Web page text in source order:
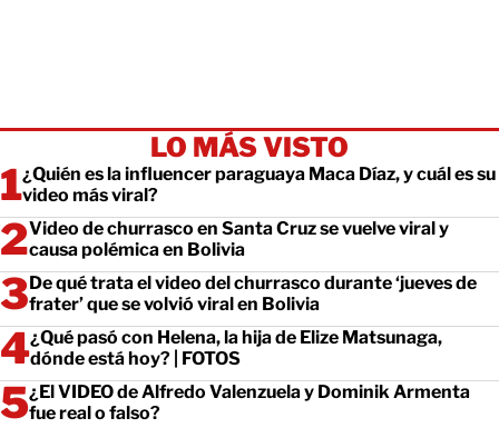
LO MÁS VISTO
¿Quién es la influencer paraguaya Maca Díaz, y cuál es su
video más viral?
Video de churrasco en Santa Cruz se vuelve viral y
causa polémica en Bolivia
De qué trata el video del churrasco durante ‘jueves de
frater’ que se volvió viral en Bolivia
¿Qué pasó con Helena, la hija de Elize Matsunaga,
dónde está hoy? | FOTOS
¿El VIDEO de Alfredo Valenzuela y Dominik Armenta
fue real o falso?